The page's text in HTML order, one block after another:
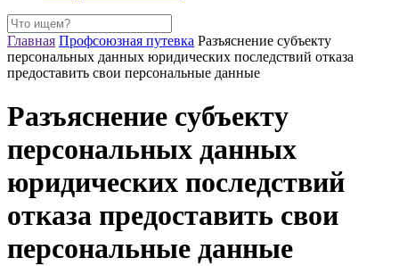
Главная Профсоюзная путевка Разъяснение субъекту
персональных данных юридических последствий отказа
предоставить свои персональные данные
Разъяснение субъекту
персональных данных
юридических последствий
отказа предоставить свои
персональные данные